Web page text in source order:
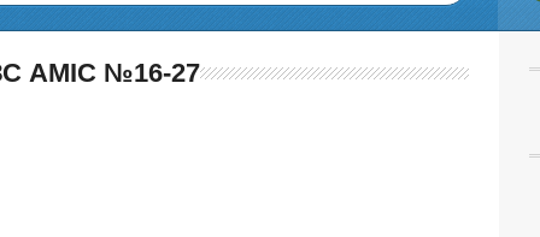
AMIC №16-27